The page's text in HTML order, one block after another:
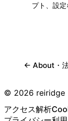
プト、設定
← About・
© 2026 reiridge
アクセス解析